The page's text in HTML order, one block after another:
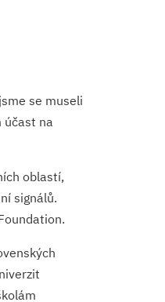
se museli
účast na
oblastí,
signálů.